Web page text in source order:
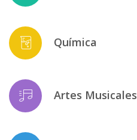
Química
Artes Musicales